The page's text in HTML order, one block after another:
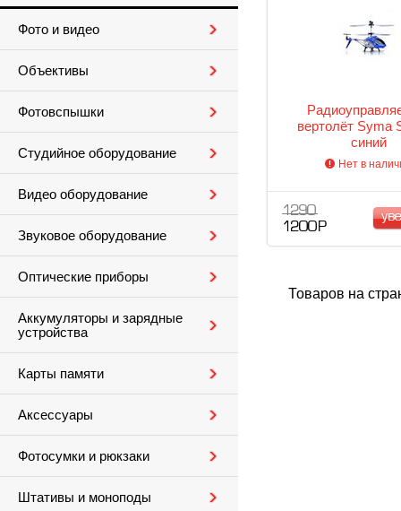
Фото и видео
Объективы
Фотовспышки
Студийное оборудование
Видео оборудование
Звуковое оборудование
Оптические приборы
Аккумуляторы и зарядные
устройства
Карты памяти
Аксессуары
Фотосумки и рюкзаки
Штативы и моноподы
вертолёт Syma
синий
Нет в
1 290
1 200 Р
Товаров на